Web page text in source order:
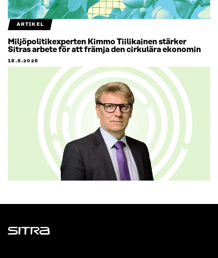
ARTIKEL
Miljöpolitikexperten Kimmo Tiilikainen stärker
Sitras arbete för att främja den cirkulära ekonomin
18.6.2026
Sitra